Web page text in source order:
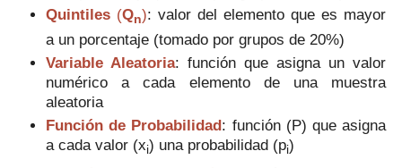
Quintiles (Qn):valor del elemento que es mayor
a un porcentaje (tomado por grupos de 20%)
Variable Aleatoria: función que asigna un valor
numérico a cada elemento de una muestra
aleatoria
Función de Probabilidad: función (P) que asigna
a cada valor (xi) una probabilidad (pi)